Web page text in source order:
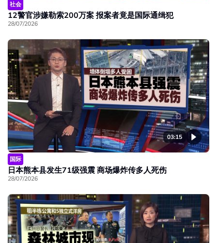
社会
12警官涉嫌勒索200万案 报案者竟是国际通缉犯
28/07/2026
03:15
国际
日本熊本县发生71级强震 商场爆炸传多人死伤
28/07/2026